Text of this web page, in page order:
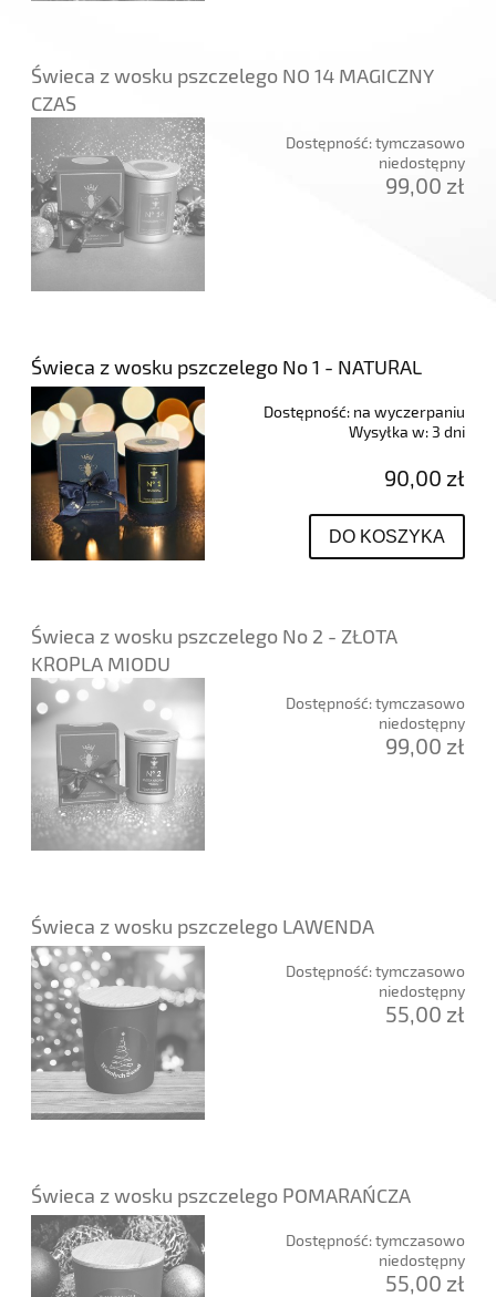
Świeca z wosku pszczelego NO 14 MAGICZNY
CZAS
Dostępność:tymczasowo
niedostępny
99,00 zł
Świeca z wosku pszczelego No 1 - NATURAL
Dostępność: na wyczerpaniu
Wysyłka w: 3 dni
90,00 zł
DO KOSZYKA
Świeca z wosku pszczelego No 2 - ZŁOTA
KROPLA MIODU
Dostępność:tymczasowo
niedostępny
99,00 zł
Świeca z wosku pszczelego LAWENDA
Dostępność:tymczasowo
niedostępny
55,00 zł
Świeca z wosku pszczelego POMARAŃCZA
Dostępność:tymczasowo
niedostępny
55,00 zł